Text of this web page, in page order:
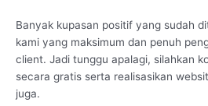
Banyak kupasan positif yang sudah
kami yang maksimum dan penuh
client. Jadi tunggu apalagi, silahkan
secara gratis serta realisasikan
juga.